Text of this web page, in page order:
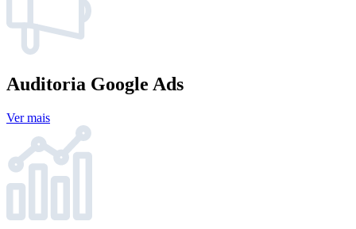
Auditoria Google Ads
Ver mais